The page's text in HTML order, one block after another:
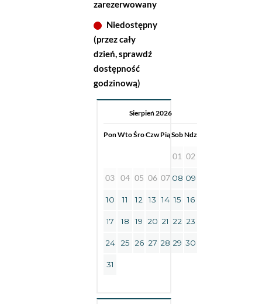
zarezerwowany
Niedostępny
(przez cały
dzień, sprawdź
dostępność
godzinową)
Sierpień 2026
PonWtoŚroCzw PiąSobNdz
01 02
03 04 05 06 07 08 09
10 11 12 13 14 15 16
17 18 19 20 21 22 23
24 25 26 27 28 29 30
31